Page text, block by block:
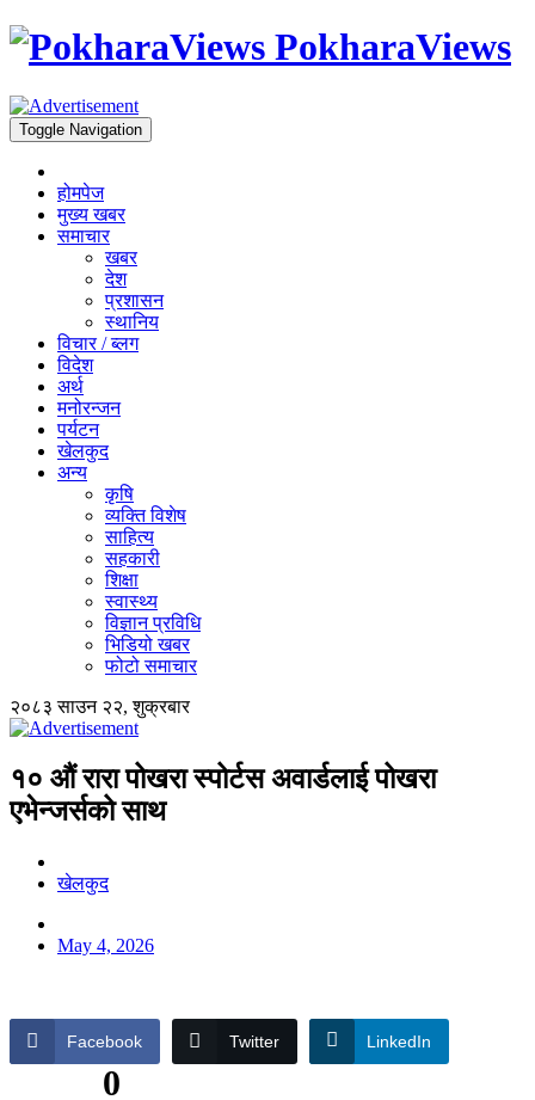
PokharaViews
Toggle Navigation
होमपेज
मुख्य खबर
समाचार
खबर
देश
प्रशासन
स्थानिय
विचार / ब्लग
विदेश
अर्थ
मनोरन्जन
पर्यटन
खेलकुद
अन्य
कृषि
व्यक्ति विशेष
साहित्य
सहकारी
शिक्षा
स्वास्थ्य
विज्ञान प्रविधि
भिडियो खबर
फोटो समाचार
२०८३ साउन २२, शुक्रबार
१० औं रारा पोखरा स्पोर्टस अवार्डलाई पोखरा
एभेन्जर्सको साथ
खेलकुद
May 4, 2026
Facebook Twitter LinkedIn
0